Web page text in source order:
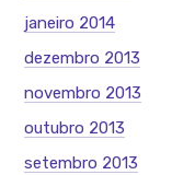
janeiro 2014
dezembro 2013
novembro 2013
outubro 2013
setembro 2013